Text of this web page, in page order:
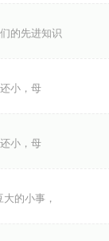
的先进知识
小，母
小，母
的小事，